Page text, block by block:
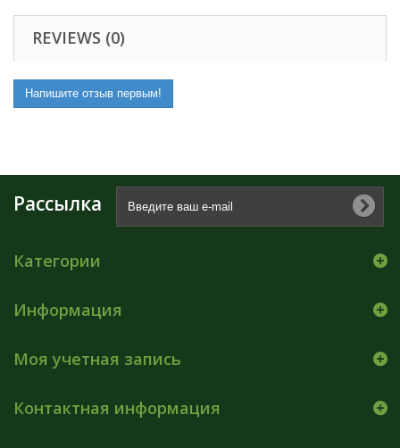
REVIEWS (0)
Напишите отзыв первым!
Рассылка
Категории
Информация
Моя учетная запись
Контактная информация